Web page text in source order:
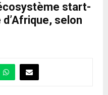
start-
selon